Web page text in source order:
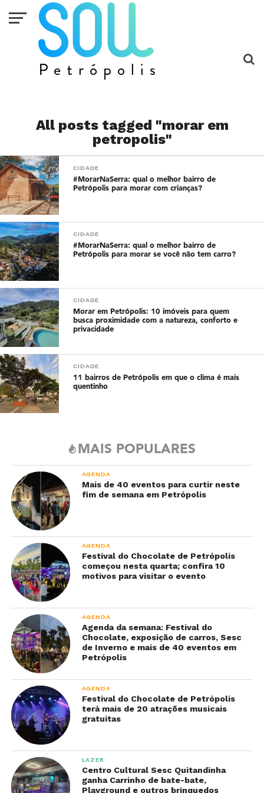
All posts tagged "morar em
petropolis"
CIDADE
#MorarNaSerra: qual o melhor bairro de
Petrópolis para morar com crianças?
CIDADE
#MorarNaSerra: qual o melhor bairro de
Petrópolis para morar se você não tem carro?
CIDADE
Morar em Petrópolis: 10 imóveis para quem
busca proximidade com a natureza, conforto e
privacidade
CIDADE
11 bairros de Petrópolis em que o clima é mais
quentinho
MAIS POPULARES
AGENDA
Mais de 40 eventos para curtir neste
fim de semana em Petrópolis
AGENDA
Festival do Chocolate de Petrópolis
começou nesta quarta; confira 10
motivos para visitar o evento
AGENDA
Agenda da semana: Festival do
Chocolate, exposição de carros, Sesc
de Inverno e mais de 40 eventos em
Petrópolis
AGENDA
Festival do Chocolate de Petrópolis
terá mais de 20 atrações musicais
gratuitas
LAZER
Centro Cultural Sesc Quitandinha
ganha Carrinho de bate-bate,
Playground e outros brinquedos